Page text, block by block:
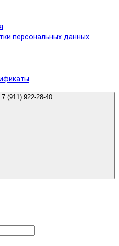
персональных данных
+7 (911) 922-28-40